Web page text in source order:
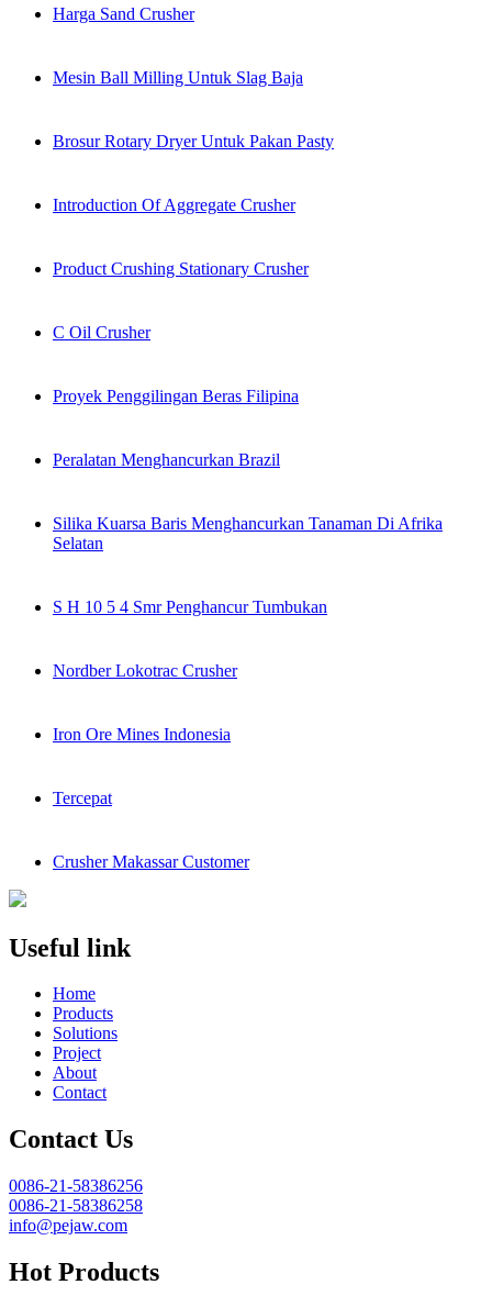
Harga Sand Crusher
Mesin Ball Milling Untuk Slag Baja
Brosur Rotary Dryer Untuk Pakan Pasty
Introduction Of Aggregate Crusher
Product Crushing Stationary Crusher
C Oil Crusher
Proyek Penggilingan Beras Filipina
Peralatan Menghancurkan Brazil
Silika Kuarsa Baris Menghancurkan Tanaman Di Afrika
Selatan
S H 10 5 4 Smr Penghancur Tumbukan
Nordber Lokotrac Crusher
Iron Ore Mines Indonesia
Tercepat
Crusher Makassar Customer
Useful link
Home
Products
Solutions
Project
About
Contact
Contact Us
0086-21-58386256
0086-21-58386258
info@pejaw.com
Hot Products